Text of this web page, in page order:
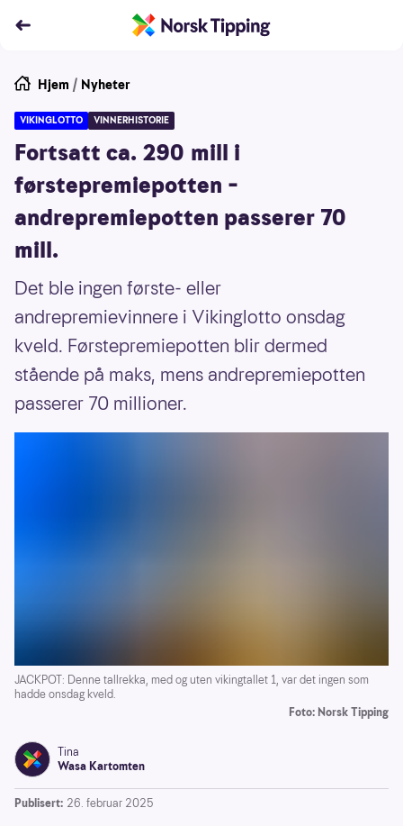
Hjem / Nyheter
VIKINGLOTTO VINNERHISTORIE
Fortsatt ca. 290 mill i
førstepremiepotten –
andrepremiepotten passerer 70
mill.
Det ble ingen første- eller
andrepremievinnere i Vikinglotto onsdag
kveld. Førstepremiepotten blir dermed
stående på maks, mens andrepremiepotten
passerer 70 millioner.
JACKPOT: Denne tallrekka, med og uten vikingtallet 1, var det ingen som
hadde onsdag kveld.
Foto: Norsk Tipping
Tina
Wasa Kartomten
Publisert: 26. februar 2025